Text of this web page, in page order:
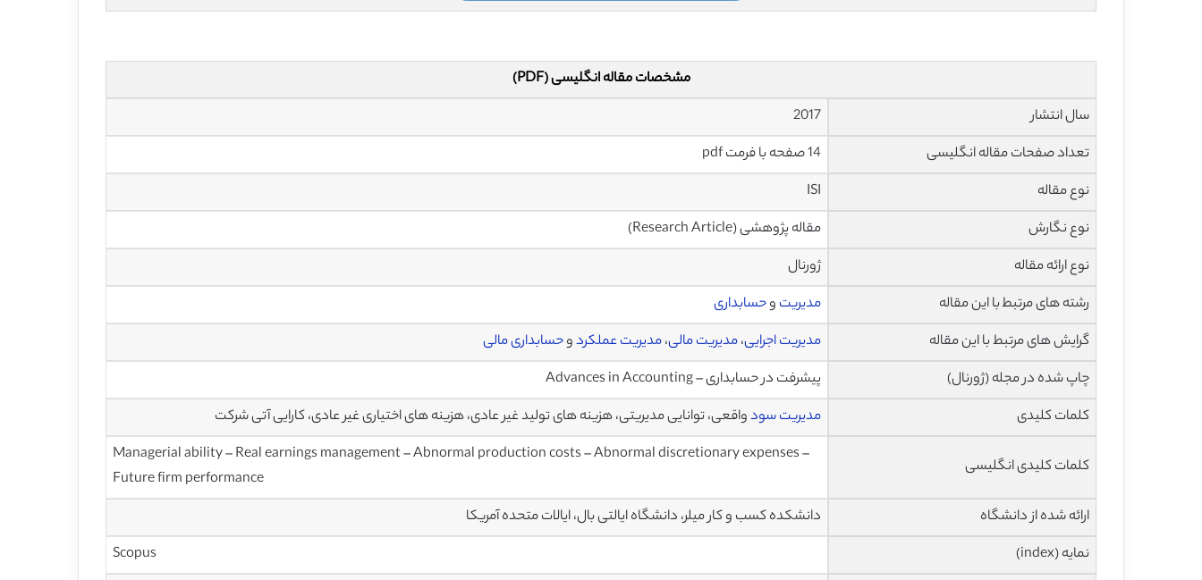
مشخصات مقاله انگلیسی (PDF)
سال انتشار
2017
تعداد صفحات مقاله انگلیسی
14 صفحه با فرمت pdf
نوع مقاله
ISI
نوع نگارش
مقاله پژوهشی (Research Article)
نوع ارائه مقاله
ژورنال
رشته های مرتبط با این مقاله
مدیریت وحسابداری
گرایش های مرتبط با این مقاله
مدیریت اجرایی،مدیریت مالی،مدیریت عملکردوحسابداری مالی
چاپ شده در مجله (ژورنال)
پیشرفت در حسابداری – Advances in Accounting
کلمات کلیدی
مدیریت سودواقعی، توانایی مدیریتی، هزینه های تولید غیر عادی، هزینه های اختیاری غیر عادی، کارایی آتی شرکت
کلمات کلیدی انگلیسی
Managerial ability – Real earnings management – Abnormal production costs – Abnormal discretionary expenses –
Future firm performance
ارائه شده از دانشگاه
دانشکده کسب و کار میلر، دانشگاه ایالتی بال، ایالات متحده آمریکا
نمایه (index)
Scopus